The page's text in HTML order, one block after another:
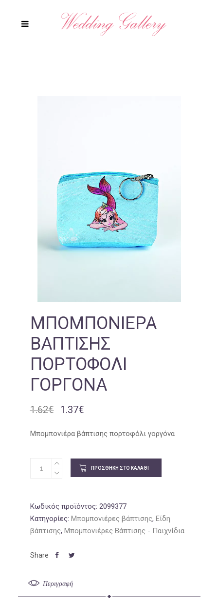
ΜΠΟΜΠΟΝΙΈΡΑ
ΒΆΠΤΙΣΗΣ
ΠΟΡΤΟΦΌΛΙ
ΓΟΡΓΌΝΑ
1.62€
Original
was:
1.37€Η
τιμή
1.37€.
Μπομπονιέρα βάπτισης πορτοφόλι γοργόνα
ΠΡΟΣΘΉΚΗ ΣΤΟ ΚΑΛΆΘΙ
Κωδικός προϊόντος: 2099377
Κατηγορίες: Μπομπονιέρες βάπτισης, Είδη
βάπτισης, Μπομπονιέρες Βάπτισης - Παιχνίδια
Περιγραφή